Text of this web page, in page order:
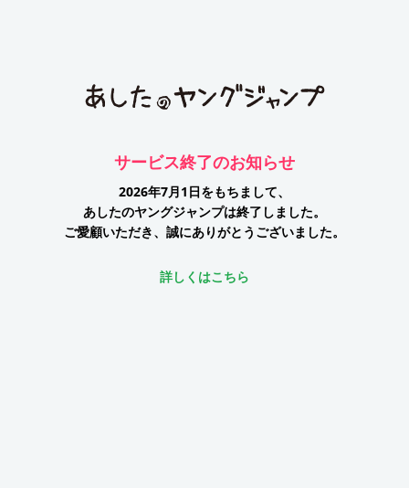
サービス終了のお知らせ
2026年7月1日をもちまして、
あしたのヤングジャンプは終了しました。
ご愛顧いただき、誠にありがとうございました。
詳しくはこちら